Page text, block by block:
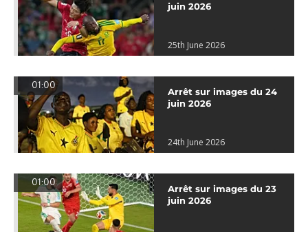
juin 2026
25th June 2026
01:00
Arrêt sur images du 24
juin 2026
24th June 2026
01:00
Arrêt sur images du 23
juin 2026